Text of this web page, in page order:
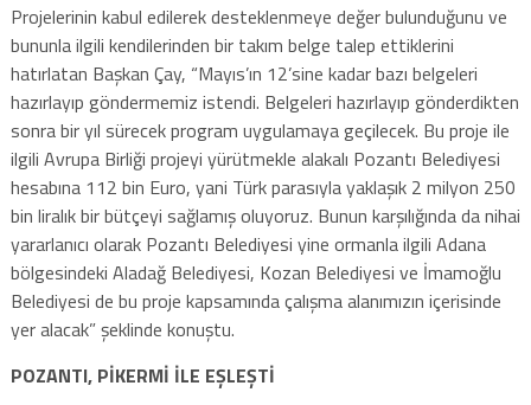
Projelerinin kabul edilerek desteklenmeye değer bulunduğunu ve
bununla ilgili kendilerinden bir takım belge talep ettiklerini
hatırlatan Başkan Çay, “Mayıs’ın 12’sine kadar bazı belgeleri
hazırlayıp göndermemiz istendi. Belgeleri hazırlayıp gönderdikten
sonra bir yıl sürecek program uygulamaya geçilecek. Bu proje ile
ilgili Avrupa Birliği projeyi yürütmekle alakalı Pozantı Belediyesi
hesabına 112 bin Euro, yani Türk parasıyla yaklaşık 2 milyon 250
bin liralık bir bütçeyi sağlamış oluyoruz. Bunun karşılığında da nihai
yararlanıcı olarak Pozantı Belediyesi yine ormanla ilgili Adana
bölgesindeki Aladağ Belediyesi, Kozan Belediyesi ve İmamoğlu
Belediyesi de bu proje kapsamında çalışma alanımızın içerisinde
yer alacak” şeklinde konuştu.
POZANTI, PİKERMİ İLE EŞLEŞTİ